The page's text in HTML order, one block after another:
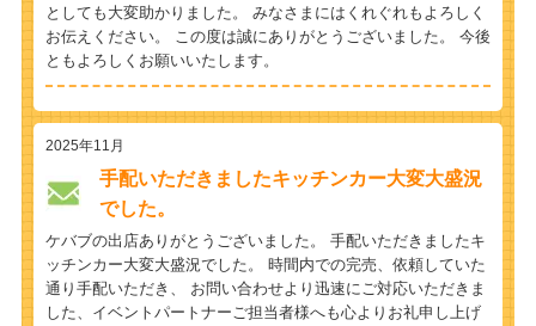
としても大変助かりました。 みなさまにはくれぐれもよろしく
お伝えください。 この度は誠にありがとうございました。 今後
ともよろしくお願いいたします。
2025年11月
手配いただきましたキッチンカー大変大盛況
でした。
ケバブの出店ありがとうございました。 手配いただきましたキ
ッチンカー大変大盛況でした。 時間内での完売、依頼していた
通り手配いただき、 お問い合わせより迅速にご対応いただきま
した、イベントパートナーご担当者様へも心よりお礼申し上げ